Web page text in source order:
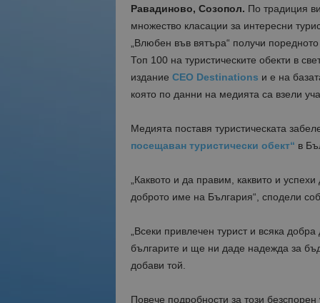
Равадиново, Созопол. По традиция
множество класации за интересни
„Влюбен във вятъра“ получи
Топ 100 на туристическите обекти в
издание CEO Destinations и е на
която по данни на медията са взели
Медията поставя туристическата
посещаван туристически обект“ в
„Каквото и да правим, каквито и
доброто име на България“, сподели
„Всеки привлечен турист и всяка
българите и ще ни даде надежда за
добави той.
Повече подробности за този